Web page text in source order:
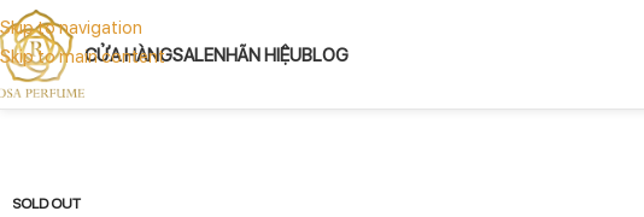
Skip to navigation
Skip to main content
CỬA HÀNGSALENHÃN HIỆUBLOG
SOLD OUT